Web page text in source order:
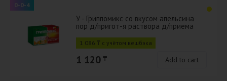
0-0-4
У - Гриппомикс со вкусом апельсина
пор д/пригот-я раствора д/приема
1 086 ₸ с учётом кешбэка
1 120 ₸ Add to cart